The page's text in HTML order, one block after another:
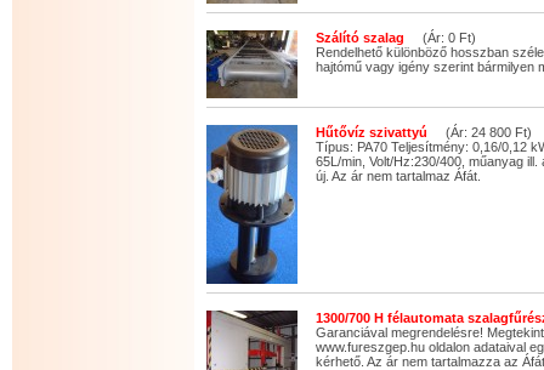
Szálító szalag (Ár: 0 Ft)
Rendelhető különböző hosszban
hajtómű vagy igény szerint bármilyen
Hűtővíz szivattyú (Ár: 24 800 Ft)
Típus: PA70 Teljesítmény: 0,16/0,12
65L/min, Volt/Hz:230/400, műanyag
új. Az ár nem tartalmaz Áfát.
1300/700 H félautomata
Garanciával megrendelésre!
www.fureszgep.hu oldalon adataival
kérhető. Az ár nem tartalmazza az